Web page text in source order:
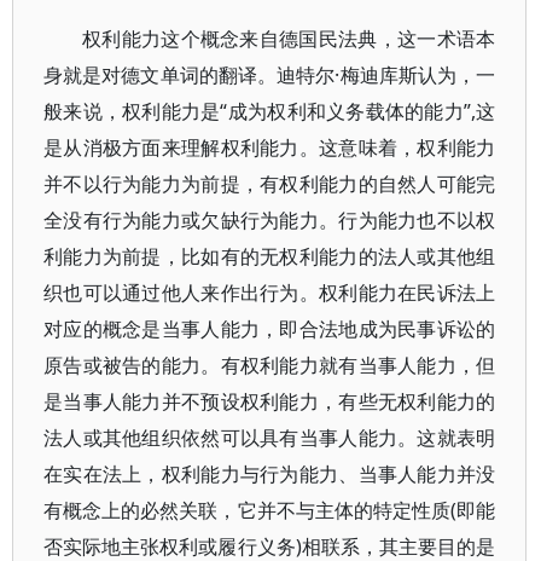
权利能力这个概念来自德国民法典，这一术语本
身就是对德文单词的翻译。迪特尔·梅迪库斯认为，一
般来说，权利能力是“成为权利和义务载体的能力”,这
是从消极方面来理解权利能力。这意味着，权利能力
并不以行为能力为前提，有权利能力的自然人可能完
全没有行为能力或欠缺行为能力。行为能力也不以权
利能力为前提，比如有的无权利能力的法人或其他组
织也可以通过他人来作出行为。权利能力在民诉法上
对应的概念是当事人能力，即合法地成为民事诉讼的
原告或被告的能力。有权利能力就有当事人能力，但
是当事人能力并不预设权利能力，有些无权利能力的
法人或其他组织依然可以具有当事人能力。这就表明
在实在法上，权利能力与行为能力、当事人能力并没
有概念上的必然关联，它并不与主体的特定性质(即能
否实际地主张权利或履行义务)相联系，其主要目的是